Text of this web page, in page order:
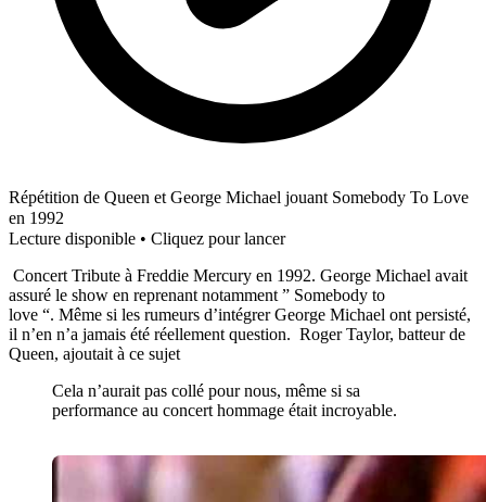
Répétition de Queen et George Michael jouant Somebody To Love
en 1992
Lecture disponible • Cliquez pour lancer
Concert Tribute à Freddie Mercury en 1992. George Michael avait
assuré le show en reprenant notamment ” Somebody to
love “. Même si les rumeurs d’intégrer George Michael ont persisté,
il n’en n’a jamais été réellement question. Roger Taylor, batteur de
Queen, ajoutait à ce sujet
Cela n’aurait pas collé pour nous, même si sa
performance au concert hommage était incroyable.